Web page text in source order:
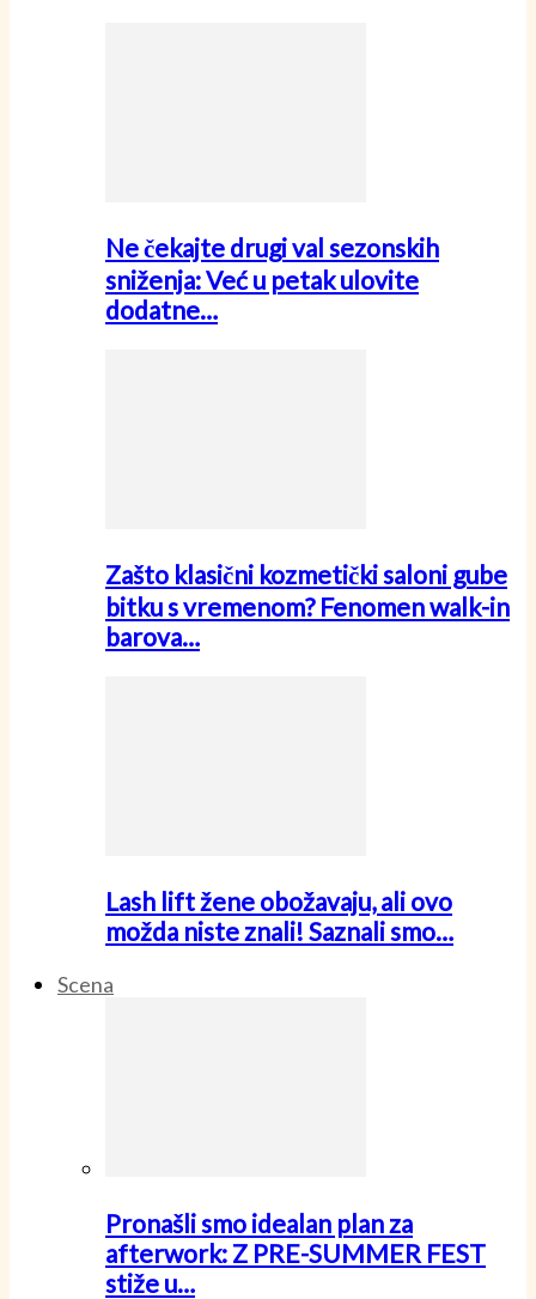
Ne čekajte drugi val sezonskih
sniženja: Već u petak ulovite
dodatne…
Zašto klasični kozmetički saloni gube
bitku s vremenom? Fenomen walk-in
barova…
Lash lift žene obožavaju, ali ovo
možda niste znali! Saznali smo…
Scena
Pronašli smo idealan plan za
afterwork: Z PRE-SUMMER FEST
stiže u…